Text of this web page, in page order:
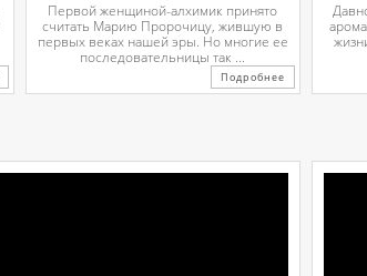
Первой женщиной-алхимик принято
считать Марию Пророчицу, жившую в
первых веках нашей эры. Но многие ее
последовательницы так ...
Подробнее